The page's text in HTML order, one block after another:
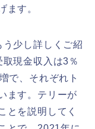
ます。
少し詳しくご紹
現金収入は3％
で、それぞれト
ます。テリーが
とを説明してく